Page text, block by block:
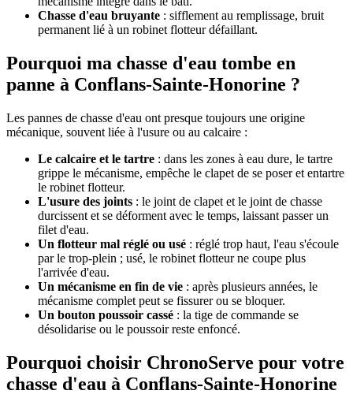
Chasse d'eau bruyante : sifflement au remplissage, bruit
permanent lié à un robinet flotteur défaillant.
Pourquoi ma chasse d'eau tombe en
panne à Conflans-Sainte-Honorine ?
Les pannes de chasse d'eau ont presque toujours une origine
mécanique, souvent liée à l'usure ou au calcaire :
Le calcaire et le tartre : dans les zones à eau dure, le tartre
grippe le mécanisme, empêche le clapet de se poser et entartre
le robinet flotteur.
L'usure des joints : le joint de clapet et le joint de chasse
durcissent et se déforment avec le temps, laissant passer un
filet d'eau.
Un flotteur mal réglé ou usé : réglé trop haut, l'eau s'écoule
par le trop-plein ; usé, le robinet flotteur ne coupe plus
l'arrivée d'eau.
Un mécanisme en fin de vie : après plusieurs années, le
mécanisme complet peut se fissurer ou se bloquer.
Un bouton poussoir cassé : la tige de commande se
désolidarise ou le poussoir reste enfoncé.
Pourquoi choisir ChronoServe pour votre
chasse d'eau à Conflans-Sainte-Honorine